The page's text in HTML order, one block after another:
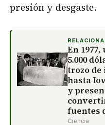
presión y desgaste.
En
5.000
trozo de
hasta
y
fuentes
Ciencia